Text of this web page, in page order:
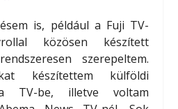
is, például a Fuji TV-
közösen készített
szerepeltem.
készítettem külföldi
a TV-be, illetve voltam